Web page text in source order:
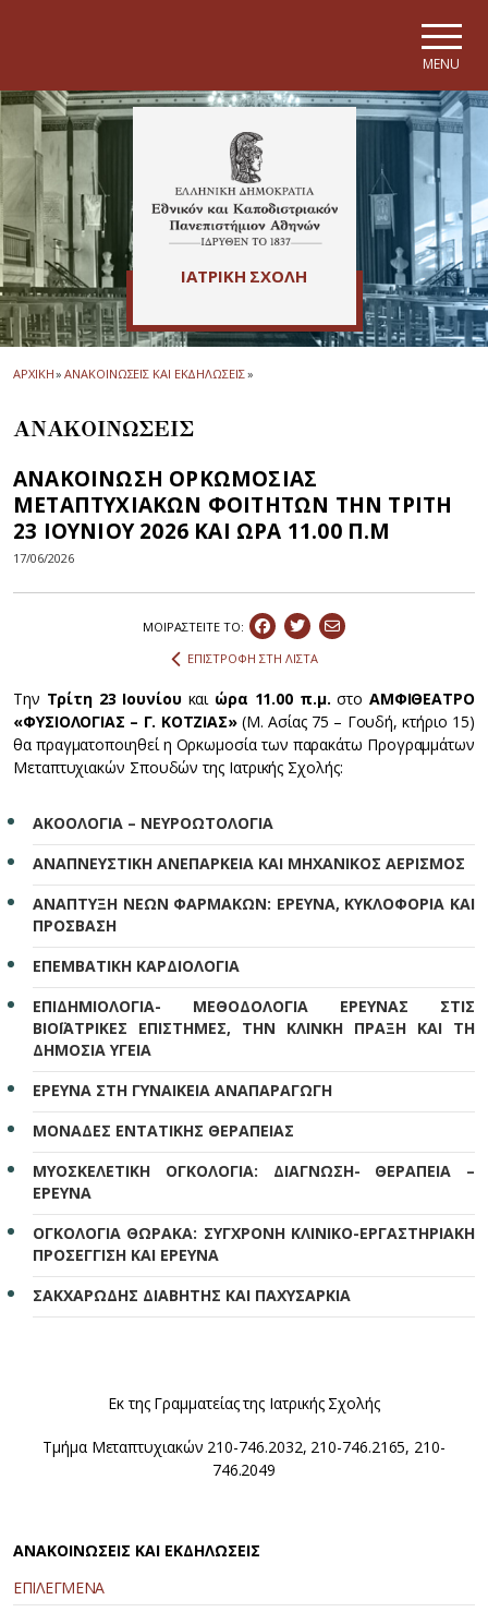
MENU
ΙΑΤΡΙΚΗ ΣΧΟΛΗ
ΑΡΧΙΚΗ» ΑΝΑΚΟΙΝΩΣΕΙΣ ΚΑΙ ΕΚΔΗΛΩΣΕΙΣ»
ΑΝΑΚΟΙΝΩΣΕΙΣ
ΑΝΑΚΟΙΝΩΣΗ ΟΡΚΩΜΟΣΙΑΣ
ΜΕΤΑΠΤΥΧΙΑΚΩΝ ΦΟΙΤΗΤΩΝ ΤΗΝ ΤΡΙΤΗ
23 ΙΟΥΝΙΟΥ 2026 ΚΑΙ ΩΡΑ 11.00 Π.Μ
17/06/2026
ΜΟΙΡΑΣΤEIΤΕ ΤΟ:
ΕΠΙΣΤΡΟΦΗ ΣΤΗ ΛΙΣΤΑ
Την Τρίτη 23 Ιουνίουκαι ώρα 11.00 π.μ. στο ΑΜΦΙΘΕΑΤΡΟ
«ΦΥΣΙΟΛΟΓΙΑΣ – Γ. ΚΟΤΖΙΑΣ» (Μ. Ασίας 75 – Γουδή, κτήριο 15)
θα πραγματοποιηθεί η Ορκωμοσία των παρακάτω Προγραμμάτων
Μεταπτυχιακών Σπουδών της Ιατρικής Σχολής:
ΑΚΟΟΛΟΓΙΑ – ΝΕΥΡΟΩΤΟΛΟΓΙΑ
ΑΝΑΠΝΕΥΣΤΙΚΗ ΑΝΕΠΑΡΚΕΙΑ ΚΑΙ ΜΗΧΑΝΙΚΟΣ ΑΕΡΙΣΜΟΣ
ΑΝΑΠΤΥΞΗ ΝΕΩΝ ΦΑΡΜΑΚΩΝ: ΕΡΕΥΝΑ, ΚΥΚΛΟΦΟΡΙΑ ΚΑΙ
ΠΡΟΣΒΑΣΗ
ΕΠΕΜΒΑΤΙΚΗ ΚΑΡΔΙΟΛΟΓΙΑ
ΕΠΙΔΗΜΙΟΛΟΓΙΑ- ΜΕΘΟΔΟΛΟΓΙΑ ΕΡΕΥΝΑΣ ΣΤΙΣ
ΒΙΟΪΑΤΡΙΚΕΣ ΕΠΙΣΤΗΜΕΣ, ΤΗΝ ΚΛΙΝΚΗ ΠΡΑΞΗ ΚΑΙ ΤΗ
ΔΗΜΟΣΙΑ ΥΓΕΙΑ
ΕΡΕΥΝΑ ΣΤΗ ΓΥΝΑΙΚΕΙΑ ΑΝΑΠΑΡΑΓΩΓΗ
ΜΟΝΑΔΕΣ ΕΝΤΑΤΙΚΗΣ ΘΕΡΑΠΕΙΑΣ
ΜΥΟΣΚΕΛΕΤΙΚΗ ΟΓΚΟΛΟΓΙΑ: ΔΙΑΓΝΩΣΗ- ΘΕΡΑΠΕΙΑ –
ΕΡΕΥΝΑ
ΟΓΚΟΛΟΓΙΑ ΘΩΡΑΚΑ: ΣΥΓΧΡΟΝΗ ΚΛΙΝΙΚΟ-ΕΡΓΑΣΤΗΡΙΑΚΗ
ΠΡΟΣΕΓΓΙΣΗ ΚΑΙ ΕΡΕΥΝΑ
ΣΑΚΧΑΡΩΔΗΣ ΔΙΑΒΗΤΗΣ ΚΑΙ ΠΑΧΥΣΑΡΚΙΑ
Εκ της Γραμματείας της Ιατρικής Σχολής
Τμήμα Μεταπτυχιακών 210-746.2032, 210-746.2165, 210-
746.2049
ΑΝΑΚΟΙΝΩΣΕΙΣ ΚΑΙ ΕΚΔΗΛΩΣΕΙΣ
ΕΠΙΛΕΓΜΕΝΑ